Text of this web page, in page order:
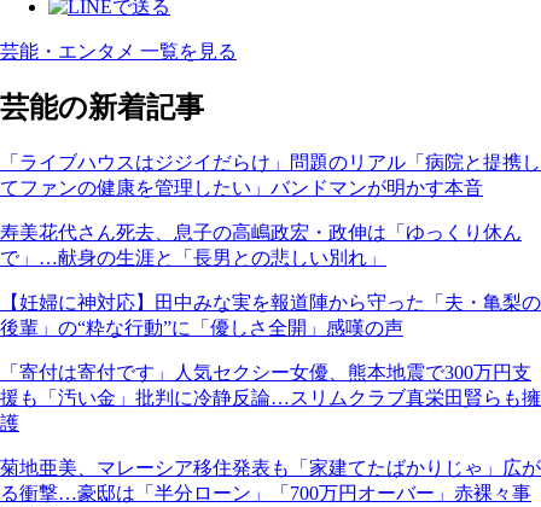
芸能・エンタメ 一覧を見る
芸能の新着記事
「ライブハウスはジジイだらけ」問題のリアル「病院と提携し
てファンの健康を管理したい」バンドマンが明かす本音
寿美花代さん死去、息子の高嶋政宏・政伸は「ゆっくり休ん
で」…献身の生涯と「長男との悲しい別れ」
【妊婦に神対応】田中みな実を報道陣から守った「夫・亀梨の
後輩」の“粋な行動”に「優しさ全開」感嘆の声
「寄付は寄付です」人気セクシー女優、熊本地震で300万円支
援も「汚い金」批判に冷静反論…スリムクラブ真栄田賢らも擁
護
菊地亜美、マレーシア移住発表も「家建てたばかりじゃ」広が
る衝撃…豪邸は「半分ローン」「700万円オーバー」赤裸々事